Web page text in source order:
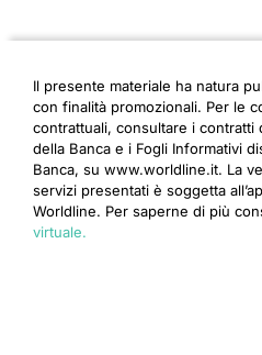
Il presente materiale ha natura
con finalità promozionali. Per le
contrattuali, consultare i contratti
della Banca e i Fogli Informativi
Banca, su www.worldline.it. La
servizi presentati è soggetta
Worldline. Per saperne di più
virtuale.